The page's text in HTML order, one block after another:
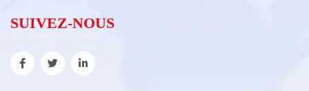
SUIVEZ-NOUS